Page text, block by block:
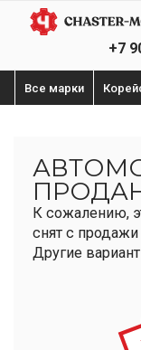
+7
Все марки
К сожалению,
снят с
Другие